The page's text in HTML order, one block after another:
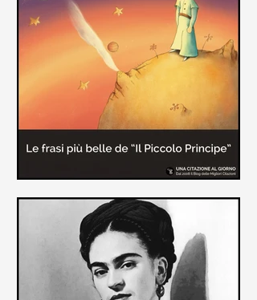
"Cime Tempestose" rimane l'unico
romanzo scritto da Emily Brontë
causa la tubercolosi che le tolse la
vita ad appena 30 anni (...)
Le frasi più belle de "Il piccolo
principe" di Antoine de Saint-
Exupèry
Raccolta delle frasi più belle del
Piccolo Principe che trasmettono il